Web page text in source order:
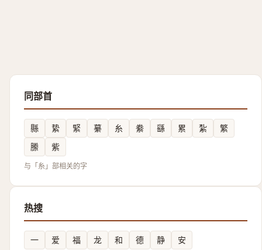
同部首
縣 絷 緊 繤 糸 絭 繇 累 紮
繁
縢
紫
与「糸」部相关的字
热搜
一 爱 福 龙 和 德 静 安